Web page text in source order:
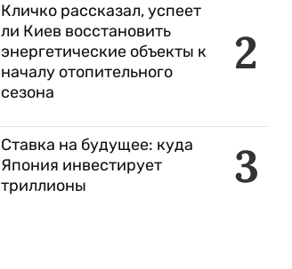
2
Кличко рассказал, успеет
ли Киев восстановить
энергетические объекты к
началу отопительного
сезона
3
Ставка на будущее: куда
Япония инвестирует
триллионы